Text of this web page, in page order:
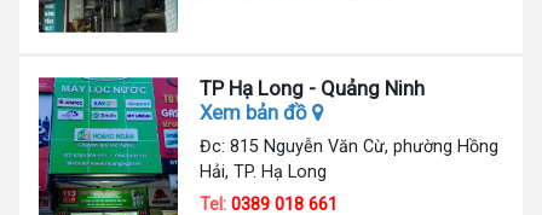
TP Hạ Long - Quảng Ninh
Xem bản đồ
Đc: 815 Nguyễn Văn Cừ, phường Hồng
Hải, TP. Hạ Long
Tel:0389 018 661